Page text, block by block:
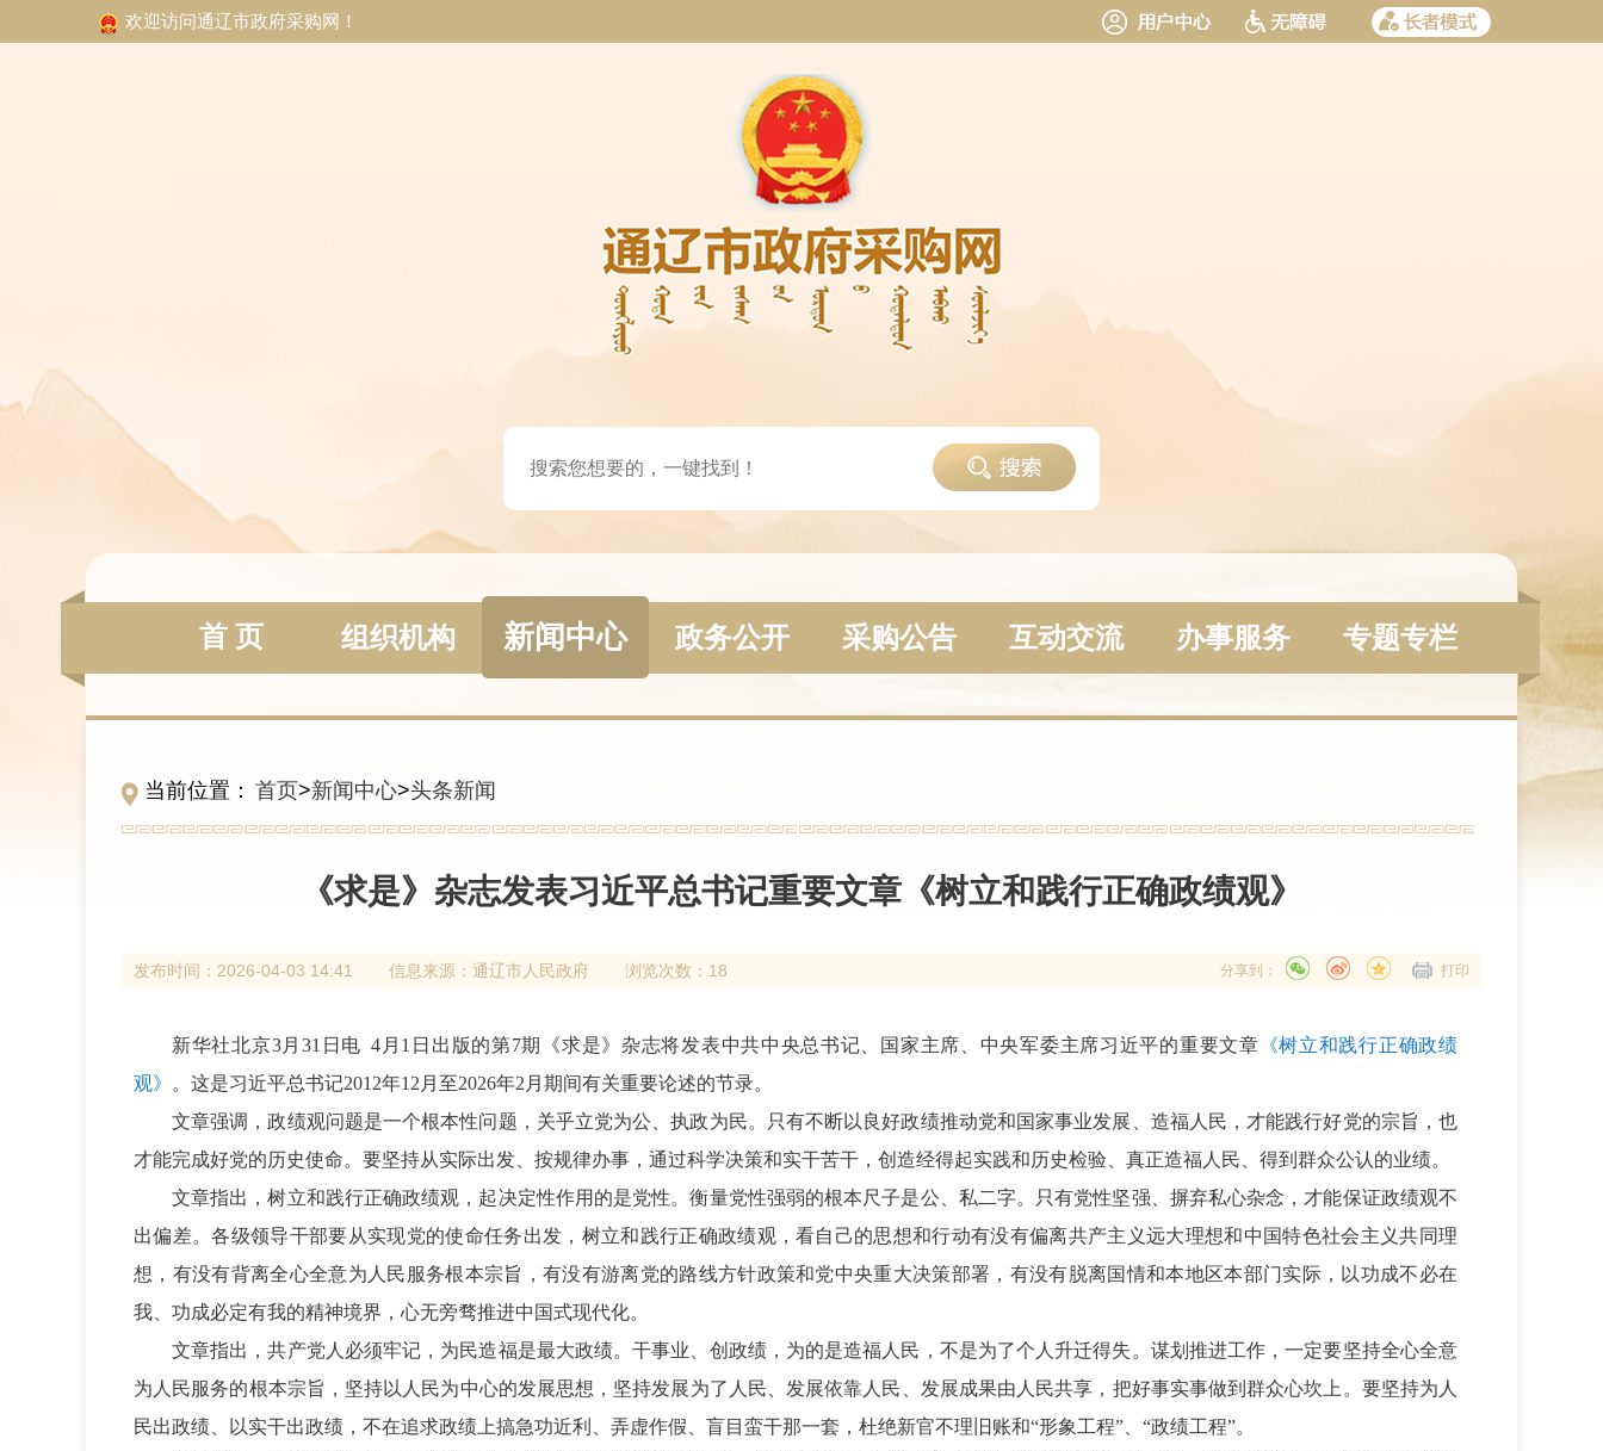
欢迎访问通辽市政府采购网！
首 页 组织机构 新闻中心 政务公开 采购公告 互动交流 办事服务 专题专栏
当前位置： 首页>新闻中心>头条新闻
《求是》杂志发表习近平总书记重要文章《树立和践行正确政绩观》
发布时间： 2026-04-03 14:41 信息来源： 通辽市人民政府 浏览次数：18 打印
分享到：
新华社北京3月31日电 4月1日出版的第7期《求是》杂志将发表中共中央总书记、国家主席、中央军委主席习近平的重要文章 《树立和践行正确政绩
观》
。这是习近平总书记2012年12月至2026年2月期间有关重要论述的节录。
文章强调，政绩观问题是一个根本性问题，关乎立党为公、执政为民。只有不断以良好政绩推动党和国家事业发展、造福人民，才能践行好党的宗旨，也
才能完成好党的历史使命。要坚持从实际出发、按规律办事，通过科学决策和实干苦干，创造经得起实践和历史检验、真正造福人民、得到群众公认的业绩。
文章指出，树立和践行正确政绩观，起决定性作用的是党性。衡量党性强弱的根本尺子是公、私二字。只有党性坚强、摒弃私心杂念，才能保证政绩观不
出偏差。各级领导干部要从实现党的使命任务出发，树立和践行正确政绩观，看自己的思想和行动有没有偏离共产主义远大理想和中国特色社会主义共同理
想，有没有背离全心全意为人民服务根本宗旨，有没有游离党的路线方针政策和党中央重大决策部署，有没有脱离国情和本地区本部门实际，以功成不必在
我、功成必定有我的精神境界，心无旁骛推进中国式现代化。
文章指出，共产党人必须牢记，为民造福是最大政绩。干事业、创政绩，为的是造福人民，不是为了个人升迁得失。谋划推进工作，一定要坚持全心全意
为人民服务的根本宗旨，坚持以人民为中心的发展思想，坚持发展为了人民、发展依靠人民、发展成果由人民共享，把好事实事做到群众心坎上。要坚持为人
民出政绩、以实干出政绩，不在追求政绩上搞急功近利、弄虚作假、盲目蛮干那一套，杜绝新官不理旧账和“形象工程”、“政绩工程”。